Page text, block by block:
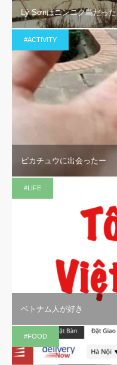
Lý Sơnはニンニク島だった
#ACTIVITY
ピカチュウに出会ったー
#LIFE
ベトナム人が好き
#FOOD